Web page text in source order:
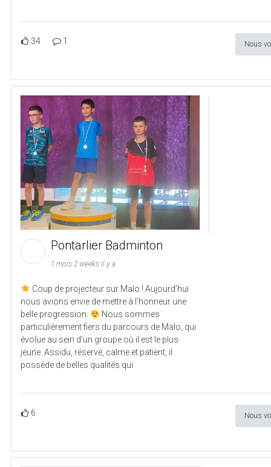
34 1 Nous
Pontarlier Badminton
1 mois 2 weeks il y a
Coup de projecteur sur Malo ! Aujourd’hui
nous avions envie de mettre à l’honneur une
belle progression.
Nous sommes
particulièrement fiers du parcours de Malo, qui
évolue au sein d’un groupe où il est le plus
jeune. Assidu, réservé, calme et patient, il
possède de belles qualités qui
6 Nous